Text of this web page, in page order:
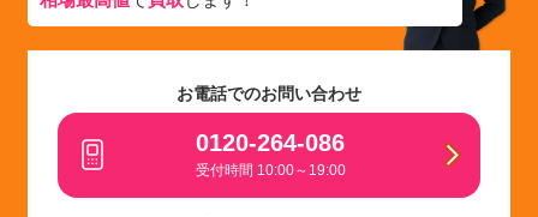
お電話でのお問い合わせ
0120-264-086
受付時間 10:00～19:00